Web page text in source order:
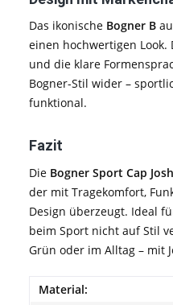
Das ikonische Bogner B
einen hochwertigen
und die klare
Bogner-Stil wider –
funktional.
Fazit
Die Bogner Sport Cap
der mit Tragekomfort,
Design überzeugt. Ideal
beim Sport nicht auf Stil
Grün oder im Alltag – mit
Material: